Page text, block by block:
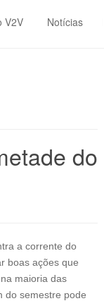
V2V Notícias
do
a corrente do
boas ações que
maioria das
do semestre pode